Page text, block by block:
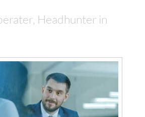
Headhunter in